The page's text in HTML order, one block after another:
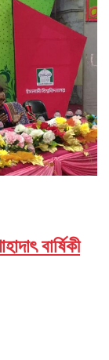
বার্ষিকী